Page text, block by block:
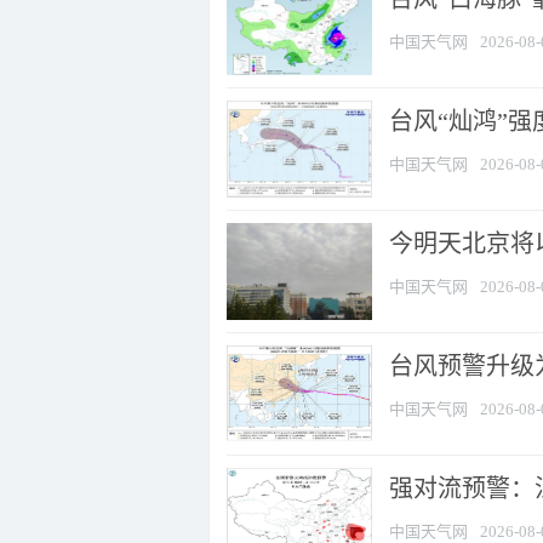
中国天气网 2026-
台风“灿鸿”
中国天气网 2026-
今明天北京
中国天气网 2026-
台风预警升级
中国天气网 2026-
强对流预警：
中国天气网 2026-